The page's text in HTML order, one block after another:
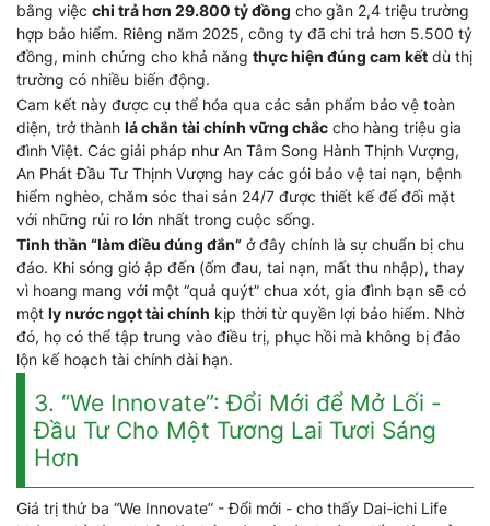
bằng việc chi trả hơn 29.800 tỷ đồng cho gần 2,4 triệu trường
hợp bảo hiểm. Riêng năm 2025, công ty đã chi trả hơn 5.500 tỷ
đồng, minh chứng cho khả năng thực hiện đúng cam kết dù thị
trường có nhiều biến động.
Cam kết này được cụ thể hóa qua các sản phẩm bảo vệ toàn
diện, trở thành lá chắn tài chính vững chắc cho hàng triệu gia
đình Việt. Các giải pháp như An Tâm Song Hành Thịnh Vượng,
An Phát Đầu Tư Thịnh Vượng hay các gói bảo vệ tai nạn, bệnh
hiểm nghèo, chăm sóc thai sản 24/7 được thiết kế để đối mặt
với những rủi ro lớn nhất trong cuộc sống.
Tinh thần “làm điều đúng đắn” ở đây chính là sự chuẩn bị chu
đáo. Khi sóng gió ập đến (ốm đau, tai nạn, mất thu nhập), thay
vì hoang mang với một “quả quýt” chua xót, gia đình bạn sẽ có
một ly nước ngọt tài chính kịp thời từ quyền lợi bảo hiểm. Nhờ
đó, họ có thể tập trung vào điều trị, phục hồi mà không bị đảo
lộn kế hoạch tài chính dài hạn.
3. “We Innovate”: Đổi Mới để Mở Lối -
Đầu Tư Cho Một Tương Lai Tươi Sáng
Hơn
Giá trị thứ ba “We Innovate” - Đổi mới - cho thấy Dai-ichi Life